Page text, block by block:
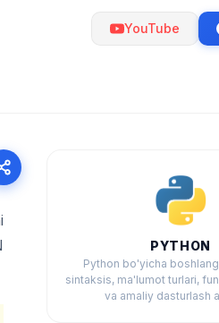
YouTube
PYTHON
Python bo'yicha
sintaksis, ma'lumot turlari,
va amaliy dasturlash